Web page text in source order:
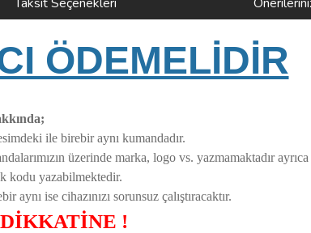
ÖDEMELİDİR
ile birebir aynı kumandadır.
üzerinde marka, logo vs. yazmamaktadır
kodu yazabilmektedir.
ise cihazınızı sorunsuz çalıştıracaktır.
!